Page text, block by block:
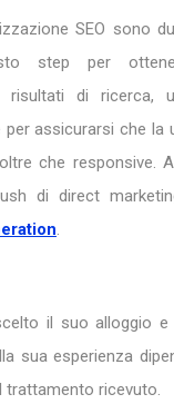
SEO sono
step per
risultati di ricerca,
assicurarsi che la
che responsive.
di direct
il suo alloggio
sua esperienza
trattamento ricevuto.